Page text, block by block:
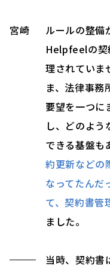
宮崎
ルールの整備
Helpfeelの契
理されてい
ま、法律事務
要望を一つに
し、どのよ
できる基盤も
約更新などの
なってたんだ
て、契約書管
ました。
当時、契約書